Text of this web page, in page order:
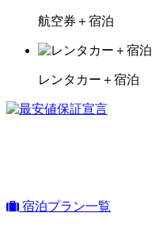
航空券＋宿泊
レンタカー＋宿泊
宿泊プラン一覧